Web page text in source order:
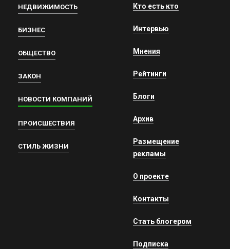
НЕДВИЖИМОСТЬ
БИЗНЕС
ОБЩЕСТВО
ЗАКОН
НОВОСТИ КОМПАНИЙ
ПРОИСШЕСТВИЯ
СТИЛЬ ЖИЗНИ
Кто есть кто
Интервью
Мнения
Рейтинги
Блоги
Архив
Размещение
рекламы
О проекте
Контакты
Стать блогером
Подписка